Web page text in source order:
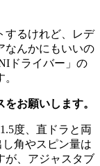
するけれど、レデ
なんかにもいいの
ドライバー」の
お願いします。
度、直ドラと両
角やスピン量は
が、アジャスタブ